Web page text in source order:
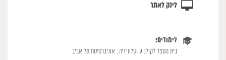
לינק לאתר
לימודים:
בית הספר לקולנוע וטלוויזיה , אוניברסיטת תל אביב